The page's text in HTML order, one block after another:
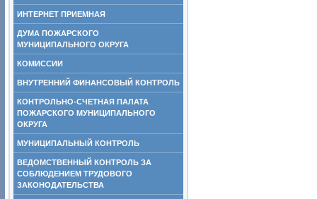
ИНТЕРНЕТ ПРИЕМНАЯ
ДУМА ПОЖАРСКОГО
МУНИЦИПАЛЬНОГО ОКРУГА
КОМИССИИ
ВНУТРЕННИЙ ФИНАНСОВЫЙ КОНТРОЛЬ
КОНТРОЛЬНО-СЧЕТНАЯ ПАЛАТА
ПОЖАРСКОГО МУНИЦИПАЛЬНОГО
ОКРУГА
МУНИЦИПАЛЬНЫЙ КОНТРОЛЬ
ВЕДОМСТВЕННЫЙ КОНТРОЛЬ ЗА
СОБЛЮДЕНИЕМ ТРУДОВОГО
ЗАКОНОДАТЕЛЬСТВА